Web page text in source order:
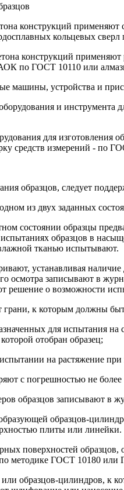
конструкций
кольцевых
конструкций
по ГОСТ 10110 или
машины, устройства и
и инструмента
для
средств измерений - по
образцов, следует
из двух заданных
состоянии образцы
образцов в
тканью испытывают.
устанавливая
осмотра записывают в
о возможности
к которым должны
для испытания
отобран образец;
на растяжение
с погрешностью не более
образцов записывают в
образцов-
плиты или линейки.
поверхностей
методике ГОСТ 10180 или
или образцов-цилиндров,